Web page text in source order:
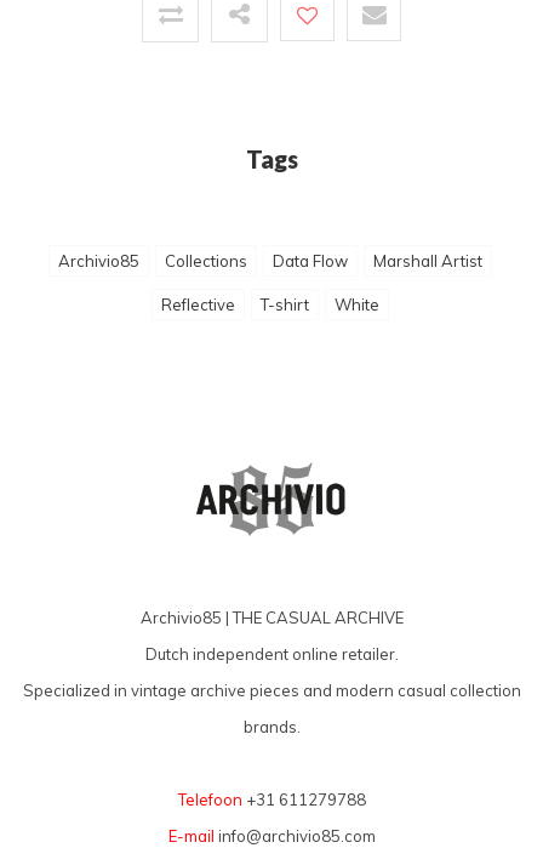
Tags
Archivio85 Collections Data Flow Marshall Artist
Reflective T-shirt White
Archivio85 | THE CASUAL ARCHIVE
Dutch independent online retailer.
Specialized in vintage archive pieces and modern casual collection
brands.
Telefoon +31 611279788
E-mail info@archivio85.com